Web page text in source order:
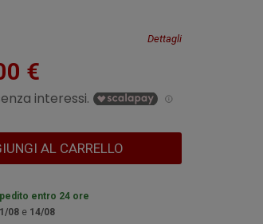
Dettagli
€
AL CARRELLO
entro 24 ore
08 e 14/08